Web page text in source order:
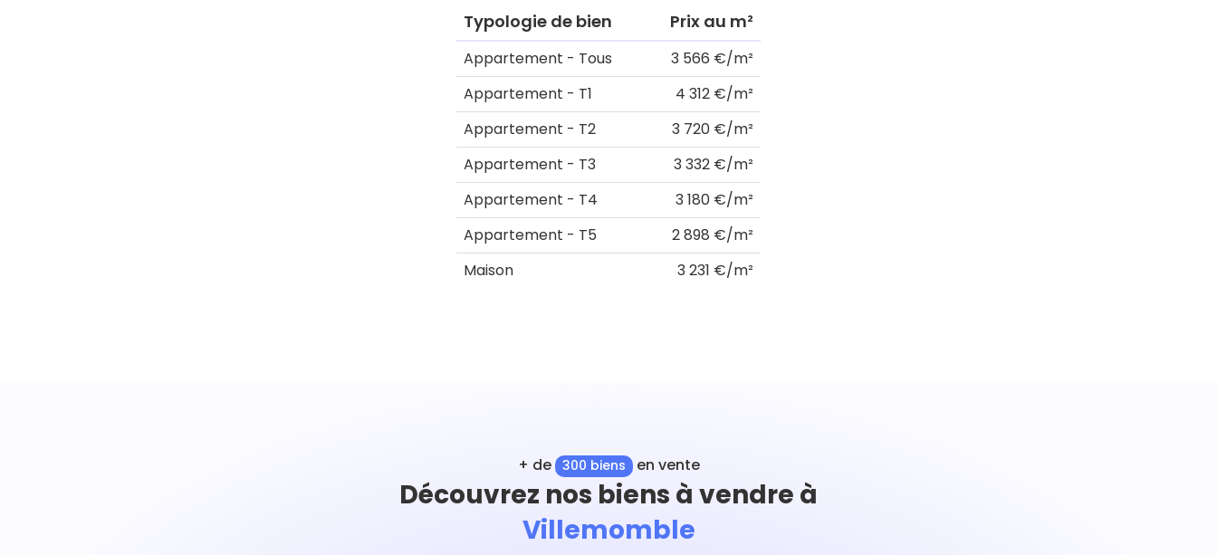
Typologie de bien Prix au m²
Appartement - Tous
3 566 €/m²
Appartement - T1
4 312 €/m²
Appartement - T2
3 720 €/m²
Appartement - T3
3 332 €/m²
Appartement - T4
3 180 €/m²
Appartement - T5
2 898 €/m²
Maison
3 231 €/m²
+ de 300 biens en vente
Découvrez nos biens à vendre à
Villemomble